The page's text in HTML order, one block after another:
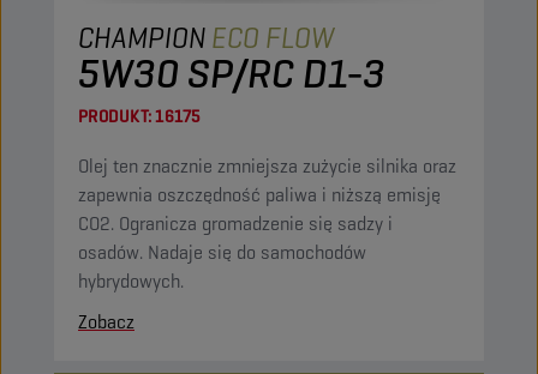
CHAMPIONECO FLOW
5W30 SP/RC D1-3
PRODUKT:16175
Olej ten znacznie zmniejsza zużycie silnika oraz
zapewnia oszczędność paliwa i niższą emisję
CO2. Ogranicza gromadzenie się sadzy i
osadów. Nadaje się do samochodów
hybrydowych.
Zobacz